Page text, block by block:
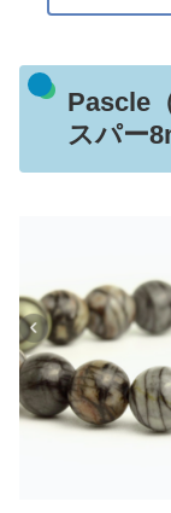
Pascle
スパー